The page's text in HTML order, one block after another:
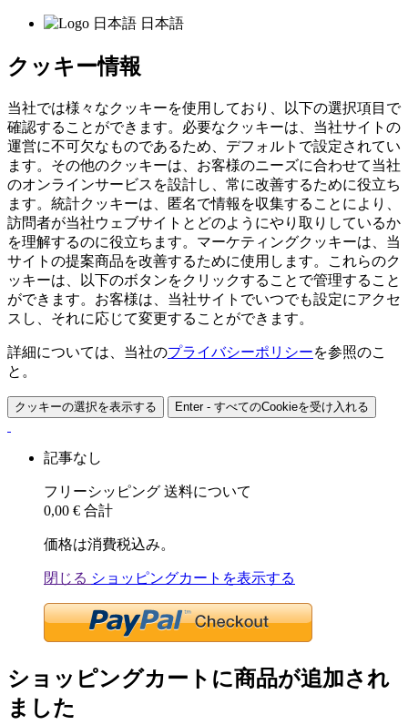
日本語
クッキー情報
当社では様々なクッキーを使用しており、以下の選択項目で
確認することができます。必要なクッキーは、当社サイトの
運営に不可欠なものであるため、デフォルトで設定されてい
ます。その他のクッキーは、お客様のニーズに合わせて当社
のオンラインサービスを設計し、常に改善するために役立ち
ます。統計クッキーは、匿名で情報を収集することにより、
訪問者が当社ウェブサイトとどのようにやり取りしているか
を理解するのに役立ちます。マーケティングクッキーは、当
サイトの提案商品を改善するために使用します。これらのク
ッキーは、以下のボタンをクリックすることで管理すること
ができます。お客様は、当社サイトでいつでも設定にアクセ
スし、それに応じて変更することができます。
詳細については、当社のプライバシーポリシーを参照のこ
と。
クッキーの選択を表示する Enter - すべてのCookieを受け入れる
記事なし
フリーシッピング 送料について
0,00 € 合計
価格は消費税込み。
閉じる ショッピングカートを表示する
ショッピングカートに商品が追加され
ました